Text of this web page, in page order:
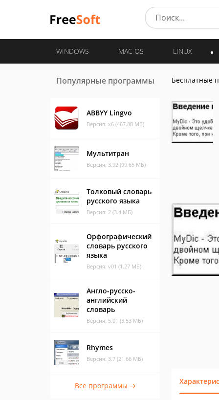
WINDOWS MAC OS LINUX
Популярные программы
ABBYY Lingvo
Версия: x6 (467.88 МБ)
Мультитран
Версия: 3.92 (99.65 МБ)
Толковый словарь
русского языка
Версия: 2 (3.4 МБ)
Орфографический
словарь русского
языка
Версия: v01 (1.27 МБ)
Англо-русско-
английский
словарь
Версия: 5.01 (3.53 МБ)
Rhymes
Версия: 3.7 (21.66 МБ)
Все программы →
Бесплатные